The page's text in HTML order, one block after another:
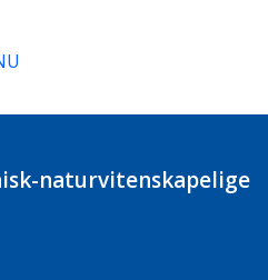
naturvitenskapelige